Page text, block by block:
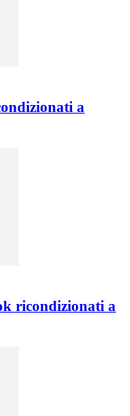
a
ricondizionati a